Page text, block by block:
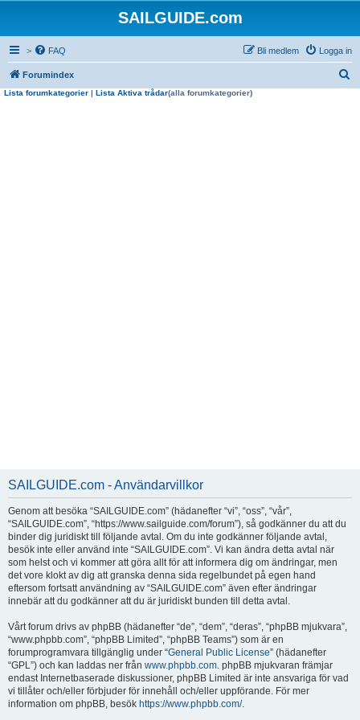
SAILGUIDE.com
> FAQ Logga in
Bli medlem
Forumindex
Lista forumkategorier | Lista Aktiva trådar(alla forumkategorier)
SAILGUIDE.com - Användarvillkor
Genom att besöka “SAILGUIDE.com” (hädanefter “vi”, “oss”, “vår”,
“SAILGUIDE.com”, “https://www.sailguide.com/forum”), så godkänner du att du
binder dig juridiskt till följande avtal. Om du inte godkänner följande avtal,
besök inte eller använd inte “SAILGUIDE.com”. Vi kan ändra detta avtal när
som helst och vi kommer att göra allt för att informera dig om ändringar, men
det vore klokt av dig att granska denna sida regelbundet på egen hand
eftersom fortsatt användning av “SAILGUIDE.com” även efter ändringar
innebär att du godkänner att du är juridiskt bunden till detta avtal.
Vårt forum drivs av phpBB (hädanefter “de”, “dem”, “deras”, “phpBB mjukvara”,
“www.phpbb.com”, “phpBB Limited”, “phpBB Teams”) som är en
forumprogramvara tillgänglig under “General Public License” (hädanefter
“GPL”) och kan laddas ner från www.phpbb.com. phpBB mjukvaran främjar
endast Internetbaserade diskussioner, phpBB Limited är inte ansvariga för vad
vi tillåter och/eller förbjuder för innehåll och/eller uppförande. För mer
information om phpBB, besök https://www.phpbb.com/.